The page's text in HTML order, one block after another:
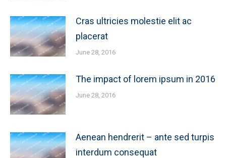
Cras ultricies molestie elit ac
placerat
June 28, 2016
The impact of lorem ipsum in 2016
June 28, 2016
Aenean hendrerit – ante sed turpis
interdum consequat